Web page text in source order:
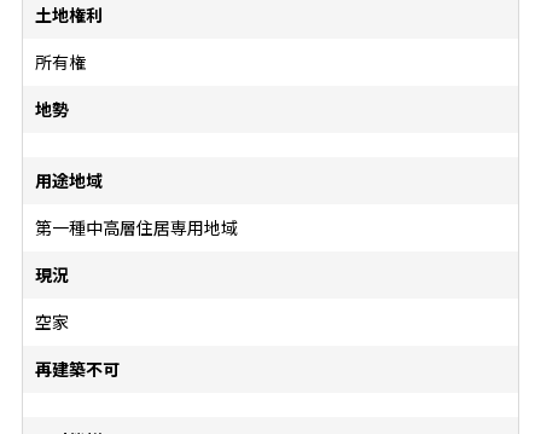
土地権利
所有権
地勢
用途地域
第一種中高層住居専用地域
現況
空家
再建築不可